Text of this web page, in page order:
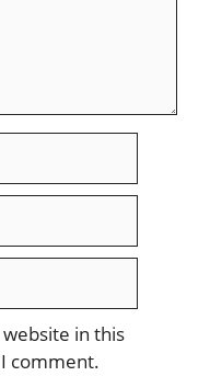
in this
comment.